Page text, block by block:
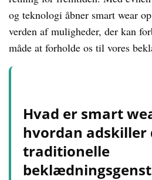
og teknologi åbner smart wear
verden af muligheder, der kan
måde at forholde os til vores
Hvad er smart
hvordan adskiller
traditionelle